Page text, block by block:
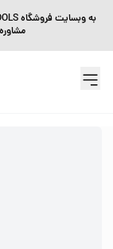
مشاوره با شماره